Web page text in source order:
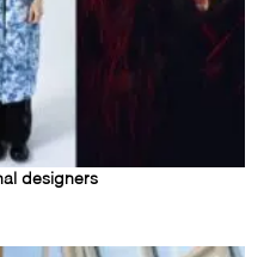
designers